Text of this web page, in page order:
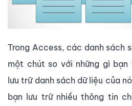
Trong Access, các danh sách
một chút so với những gì
lưu trữ danh sách dữ liệu của
bạn lưu trữ nhiều thông tin